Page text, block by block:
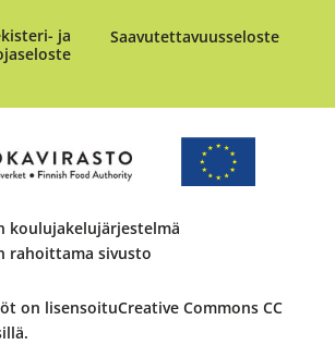
ja
Saavutettavuusseloste
koulujakelujärjestelmä
rahoittama sivusto
on lisensoituCreative Commons CC
.